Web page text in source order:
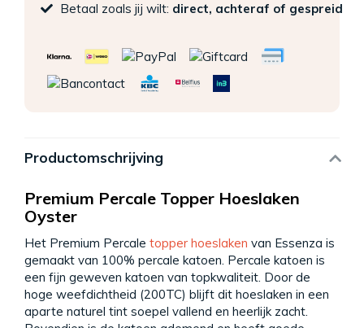
Betaal zoals jij wilt: direct, achteraf of gespreid
Productomschrijving
Premium Percale Topper Hoeslaken
Oyster
Het Premium Percale topper hoeslaken van Essenza is
gemaakt van 100% percale katoen. Percale katoen is
een fijn geweven katoen van topkwaliteit. Door de
hoge weefdichtheid (200TC) blijft dit hoeslaken in een
aparte naturel tint soepel vallend en heerlijk zacht.